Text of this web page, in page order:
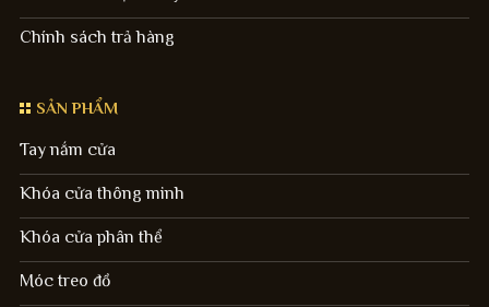
Chính sách trả hàng
SẢN PHẨM
Tay nắm cửa
Khóa cửa thông minh
Khóa cửa phân thể
Móc treo đồ